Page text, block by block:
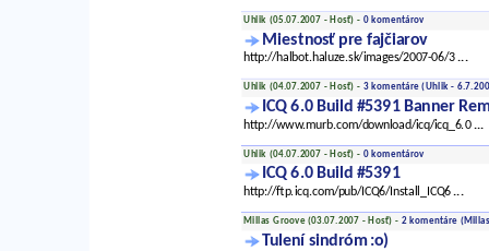
Uhlik (05.07.2007 - Hosť) - 0 komentárov
Miestnosť pre fajčiarov
http://halbot.haluze.sk/images/2007-06/3...
Uhlik (04.07.2007 - Hosť) - 3 komentáre(Uhlik -
ICQ 6.0 Build #5391 Banner
http://www.murb.com/download/icq/icq_6.0...
Uhlik (04.07.2007 - Hosť) - 0 komentárov
ICQ 6.0 Build #5391
http://ftp.icq.com/pub/ICQ6/Install_ICQ6...
Millas Groove (03.07.2007 - Hosť) - 2 komentáre
Tulení sindróm :o)